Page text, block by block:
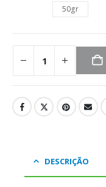
50gr
DESCRIÇÃO